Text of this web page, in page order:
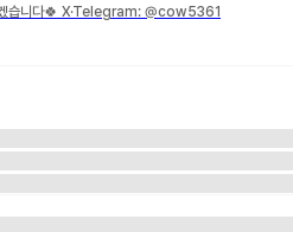
겠습니다🍀 X·Telegram: @cow5361